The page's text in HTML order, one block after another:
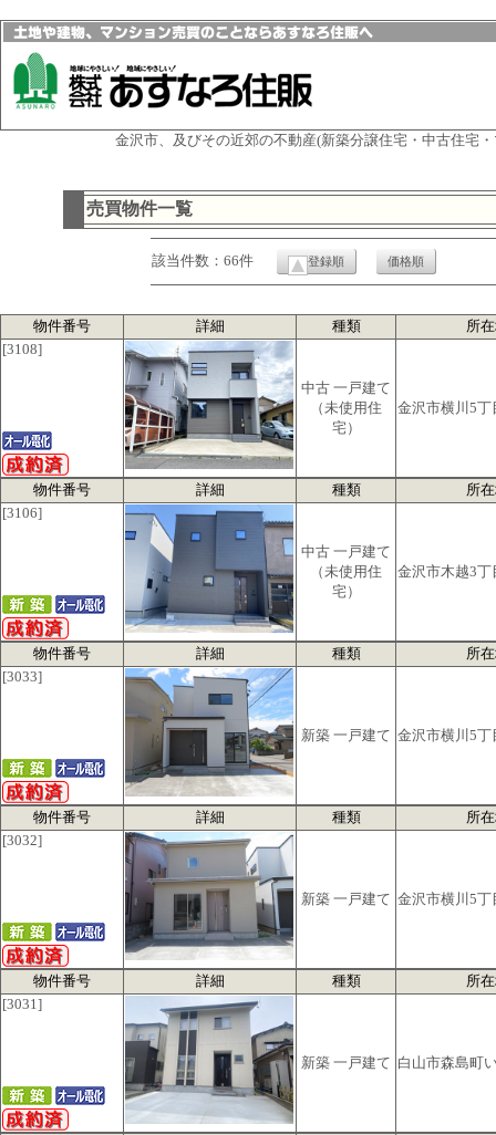
金沢市、及びその近郊の不動産(新築分譲住宅・中古住宅
売買物件一覧
該当件数：66件 登録順 価格順
物件番号 詳細 種類
所
[3108]
中古 一戸建て
（未使用住
宅）
金沢市横川5丁
物件番号 詳細 種類
所
[3106]
中古 一戸建て
（未使用住
宅）
金沢市木越3
物件番号 詳細 種類
所
[3033]
新築 一戸建て 金沢市横川5
物件番号 詳細 種類
所
[3032]
新築 一戸建て 金沢市横川5
物件番号 詳細 種類
所
[3031]
新築 一戸建て 白山市森島町